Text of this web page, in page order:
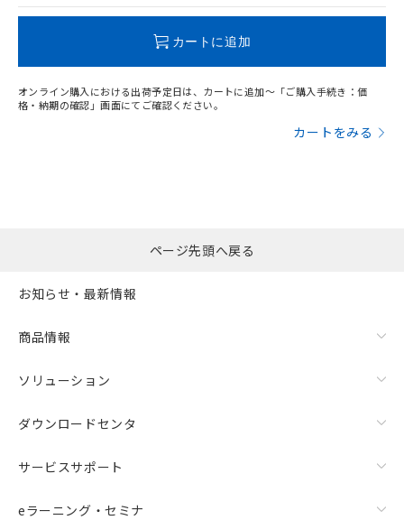
カートに追加
オンライン購入における出荷予定日は、カートに追加～「ご購入手続き：価
格・納期の確認」画面にてご確認ください。
カートをみる
ページ先頭へ戻る
お知らせ・最新情報
商品情報
ソリューション
ダウンロードセンタ
サービスサポート
eラーニング・セミナ